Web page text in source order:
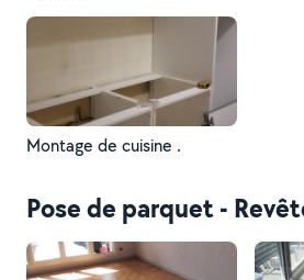
Montage de cuisine .
Pose de parquet -